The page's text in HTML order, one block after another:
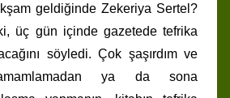
geldiğinde Zekeriya Sertel?
üç gün içinde gazetede tefrika
söyledi. Çok şaşırdım ve
ya da sona